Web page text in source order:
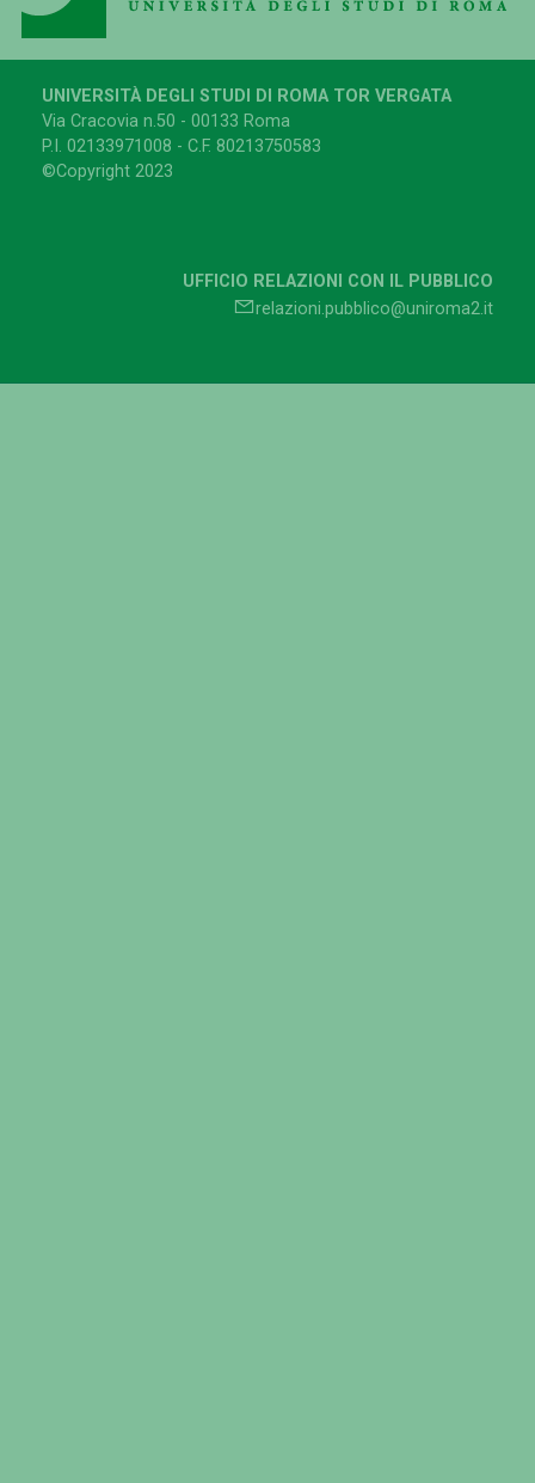
UNIVERSITÀ DEGLI STUDI DI ROMA TOR VERGATA
Via Cracovia n.50 - 00133 Roma
P.I. 02133971008 - C.F. 80213750583
©Copyright 2023
UFFICIO RELAZIONI CON IL PUBBLICO
relazioni.pubblico@uniroma2.it